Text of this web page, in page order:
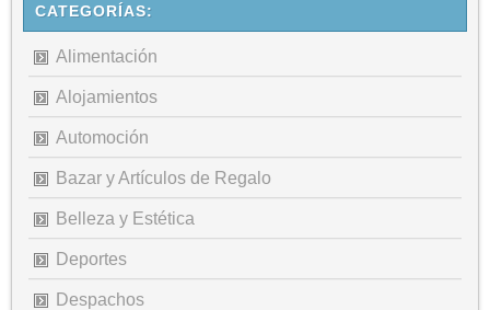
CATEGORÍAS:
Alimentación
Alojamientos
Automoción
Bazar y Artículos de Regalo
Belleza y Estética
Deportes
Despachos